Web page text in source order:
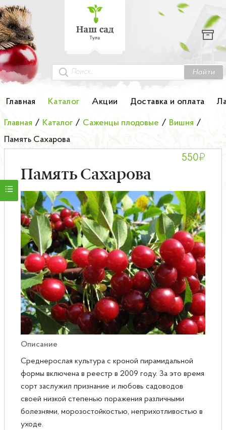
Найти
Главная Каталог Акции Доставка и оплата
Каталог
Гортензии
Грунты
Колоновидные деревья
Лук-севок
Малина
Мини-деревья
НОВИНКА Английские и Японские розы
Саженцы плодовые
Сирень
Главная / Каталог / Саженцы плодовые / Вишня /
Память Сахарова
Память Сахарова
550₽
Описание
Среднерослая культура с кроной пирамидальной
формы включена в реестр в 2009 году. За это время
сорт заслужил признание и любовь садоводов
своей низкой степенью поражения различными
болезнями, морозостойкостью, неприхотливостью в
уходе.